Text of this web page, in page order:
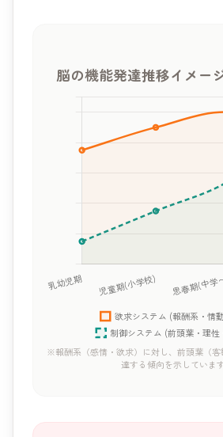
脳の機能発達推移イメー
※報酬系（感情・欲求）に対し、前頭葉（
達する傾向を示しています